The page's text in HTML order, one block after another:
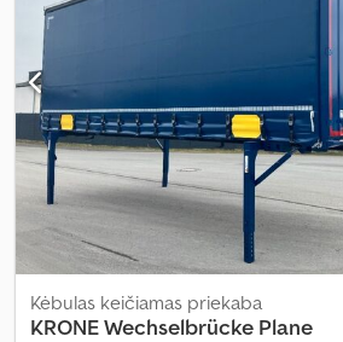
Kėbulas keičiamas priekaba
KRONEWechselbrücke Plane